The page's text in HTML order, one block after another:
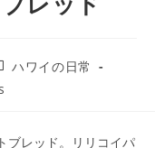
ハワイの日常
ブレッド。リリコイパ